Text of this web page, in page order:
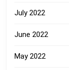
July 2022
June 2022
May 2022